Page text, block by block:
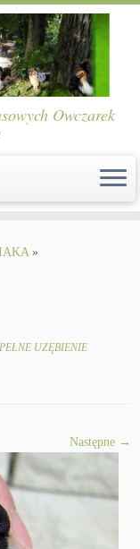
Owczarek
»
PEŁNE UZĘBIENIE
Następne →